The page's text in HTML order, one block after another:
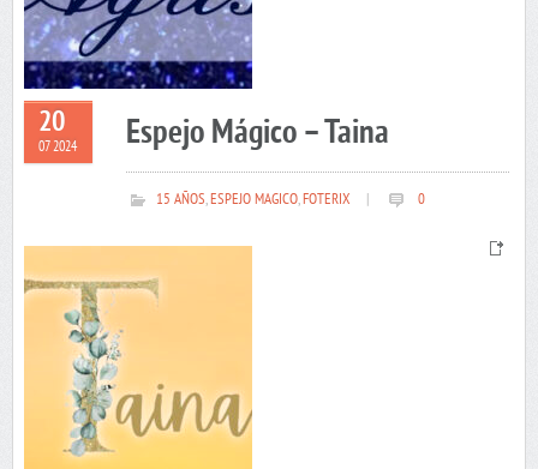
20
07 2024 Espejo Mágico – Taina
15 AÑOS,ESPEJO MAGICO,FOTERIX 0